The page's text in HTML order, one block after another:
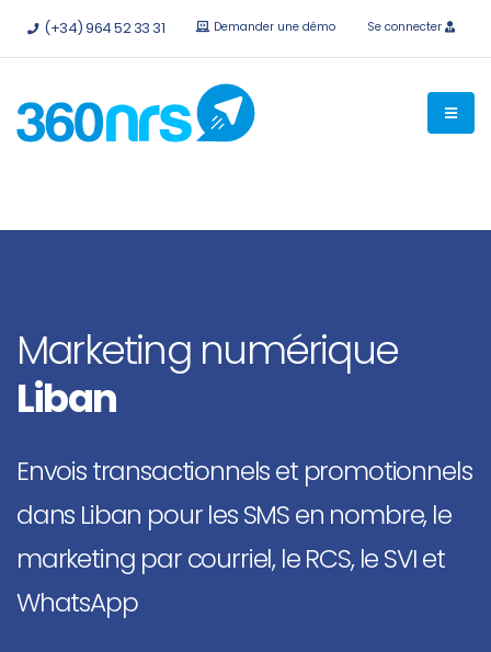
Essayez-le gratuitement sans engagementAPI et
(+34) 964 52 33 31 Demander une démo Se connecter
Marketing numérique
Liban
Envois transactionnels et promotionnels
dans Liban pour les SMS en nombre, le
marketing par courriel, le RCS, le SVI et
WhatsApp